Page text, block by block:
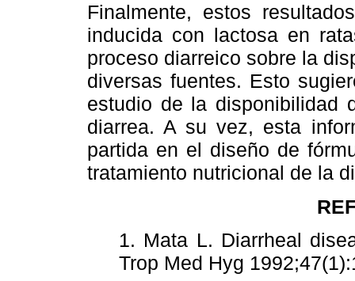
Finalmente, estos
inducida con lactosa en
proceso diarreico sobre la
diversas fuentes. Esto
estudio de la disponibilidad
diarrea. A su vez, esta
partida en el diseño de
tratamiento nutricional de la
1. Mata L. Diarrheal
Trop Med Hyg